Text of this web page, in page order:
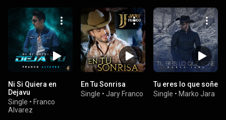
Ni Si Quiera en
Dejavu
Single • Franco
Alvarez
En Tu Sonrisa
Single • Jary Franco
Tu eres lo que soñe
Single • Marko Jara